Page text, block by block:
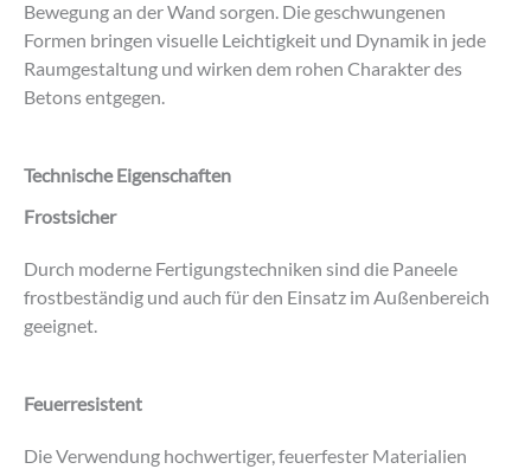
Bewegung an der Wand sorgen. Die geschwungenen
Formen bringen visuelle Leichtigkeit und Dynamik in jede
Raumgestaltung und wirken dem rohen Charakter des
Betons entgegen.
Technische Eigenschaften
Frostsicher
Durch moderne Fertigungstechniken sind die Paneele
frostbeständig und auch für den Einsatz im Außenbereich
geeignet.
Feuerresistent
Die Verwendung hochwertiger, feuerfester Materialien